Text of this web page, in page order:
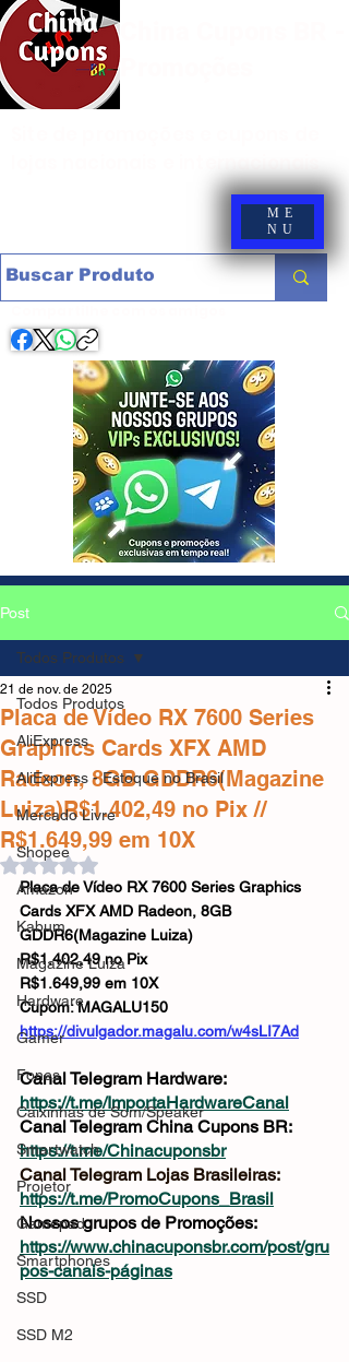
ME
NU
Post
Todos Produtos
AliExpress
AliExpress - Estoque no Brasil
Mercado Livre
Shopee
Amazon
Kabum
Magazine Luiza
Hardware
Gamer
Fones
Caixinhas de Som/Speaker
Smartwatch
Projetor
Gamepad
Smartphones
SSD
SSD M2
Todos Produtos
Placa de Vídeo RX 7600 Series
Graphics Cards XFX AMD
Radeon, 8GB GDDR6(Magazine
Luiza)R$1.402,49 no Pix //
R$1.649,99 em 10X
21 de nov. de 2025
Avaliado com NaN de 5 estrelas.
Placa de Vídeo RX 7600 Series Graphics
Cards XFX AMD Radeon, 8GB
GDDR6(Magazine Luiza)
R$1.402,49 no Pix
R$1.649,99 em 10X
Cupom: MAGALU150
https://divulgador.magalu.com/w4sLI7Ad
Canal Telegram Hardware:
https://t.me/ImportaHardwareCanal
Canal Telegram China Cupons BR:
https://t.me/Chinacuponsbr
Canal Telegram Lojas Brasileiras:
https://t.me/PromoCupons_Brasil
Nossos grupos de Promoções:
https://www.chinacuponsbr.com/post/gru
pos-canais-páginas